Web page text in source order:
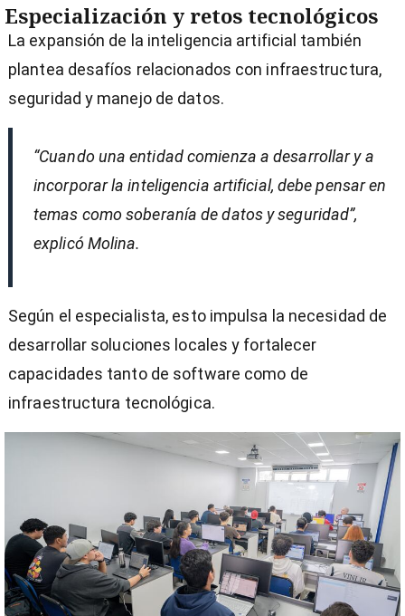
Especialización y retos tecnológicos
La expansión de la inteligencia artificial también
plantea desafíos relacionados con infraestructura,
seguridad y manejo de datos.
“Cuando una entidad comienza a desarrollar y a
incorporar la inteligencia artificial, debe pensar en
temas como soberanía de datos y seguridad”,
explicó Molina.
Según el especialista, esto impulsa la necesidad de
desarrollar soluciones locales y fortalecer
capacidades tanto de software como de
infraestructura tecnológica.